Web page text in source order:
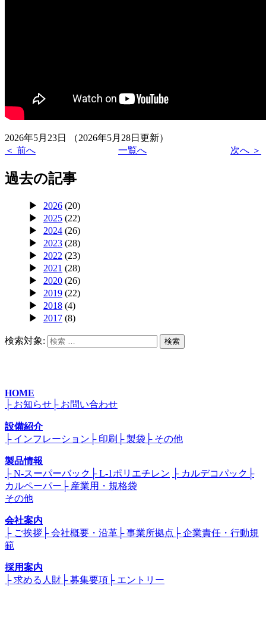
2026年5月23日
（2026年5月28日更新）
＜ 前へ
一覧へ 次へ ＞
過去の記事
2026 (20)
2025 (22)
2024 (26)
2023 (28)
2022 (23)
2021 (28)
2020 (26)
2019 (22)
2018 (4)
2017 (8)
検索対象: 検索
HOME
├ お知らせ ├ お問い合わせ
設備紹介
├ インフレーション ├ 印刷 ├ 製袋 ├ その他
製品情報
├ N-スーパーバック ├ L-1ポリエチレン ├ カルデコパック ├
カルペーパー ├ 産業用・規格袋
その他
会社案内
├ ご挨拶 ├ 会社概要・沿革 ├ 事業所拠点 ├ 企業責任・行動規
範
採用案内
├ 求める人財 ├ 募集要項 ├ エントリー